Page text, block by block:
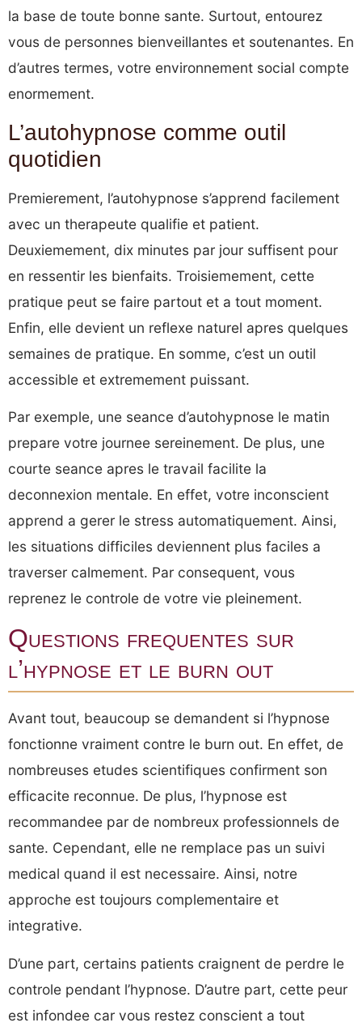
la base de toute bonne sante. Surtout, entourez
vous de personnes bienveillantes et soutenantes. En
d’autres termes, votre environnement social compte
enormement.
L’autohypnose comme outil
quotidien
Premierement, l’autohypnose s’apprend facilement
avec un therapeute qualifie et patient.
Deuxiemement, dix minutes par jour suffisent pour
en ressentir les bienfaits. Troisiemement, cette
pratique peut se faire partout et a tout moment.
Enfin, elle devient un reflexe naturel apres quelques
semaines de pratique. En somme, c’est un outil
accessible et extremement puissant.
Par exemple, une seance d’autohypnose le matin
prepare votre journee sereinement. De plus, une
courte seance apres le travail facilite la
deconnexion mentale. En effet, votre inconscient
apprend a gerer le stress automatiquement. Ainsi,
les situations difficiles deviennent plus faciles a
traverser calmement. Par consequent, vous
reprenez le controle de votre vie pleinement.
Questions frequentes sur
l’hypnose et le burn out
Avant tout, beaucoup se demandent si l’hypnose
fonctionne vraiment contre le burn out. En effet, de
nombreuses etudes scientifiques confirment son
efficacite reconnue. De plus, l’hypnose est
recommandee par de nombreux professionnels de
sante. Cependant, elle ne remplace pas un suivi
medical quand il est necessaire. Ainsi, notre
approche est toujours complementaire et
integrative.
D’une part, certains patients craignent de perdre le
controle pendant l’hypnose. D’autre part, cette peur
est infondee car vous restez conscient a tout